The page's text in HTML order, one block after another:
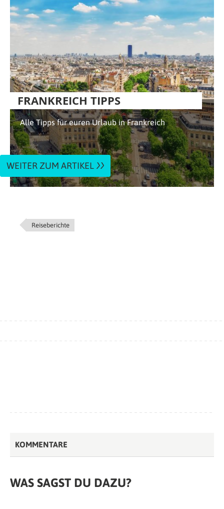
FRANKREICH TIPPS
Alle Tipps für euren Urlaub in Frankreich
WEITER ZUM ARTIKEL
Reiseberichte
KOMMENTARE
WAS SAGST DU DAZU?